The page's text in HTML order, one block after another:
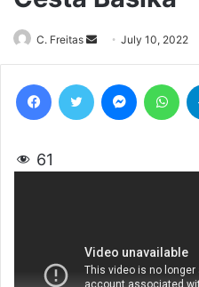
C. Freitas
Send
an
email
July 10, 2022
61